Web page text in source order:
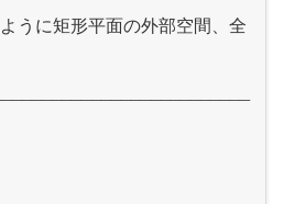
うに矩形平面の外部空間、全